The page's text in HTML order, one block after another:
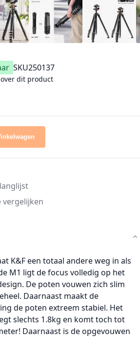
SKU250137
dit product
vergelijken
K&F een totaal andere weg in als
M1 ligt de focus volledig op het
De poten vouwen zich slim
Daarnaast maakt de
de poten extreem stabiel. Het
slechts 1.8kg en komt toch tot
Daarnaast is de opgevouwen